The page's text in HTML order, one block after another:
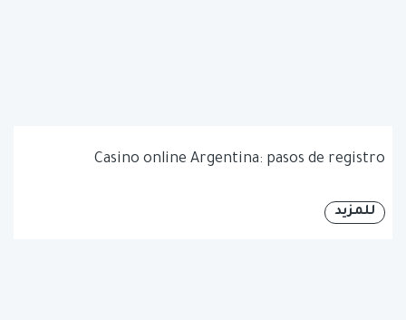
Casino online Argentina: pasos de registro
للمزيد